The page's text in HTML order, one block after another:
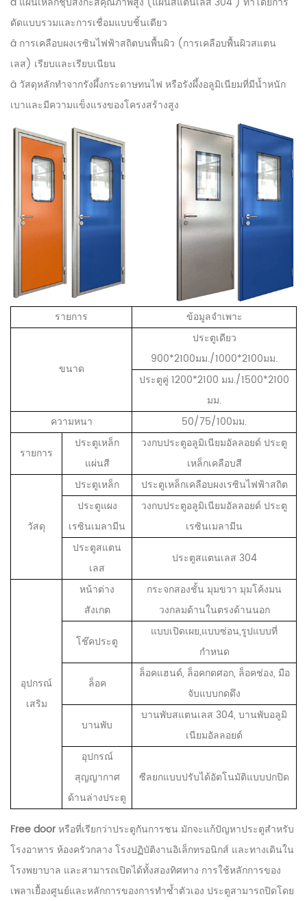
ดัดแบบรวมและการเชื่อมแบบชิ้นเดียว
â การเคลือบผงเรซินไฟฟ้าสถิตบนพื้นผิว (การเคลือบพื้นผิวสแตน
เลส) เรียบและเรียบเนียน
â วัสดุหลักทำจากรังผึ้งกระดาษทนไฟ หรือรังผึ้งอลูมิเนียมที่มีน้ำหนัก
เบาและมีความแข็งแรงของโครงสร้างสูง
รายการ ข้อมูลจำเพาะ
ขนาด
ประตูเดียว
900*2100มม./1000*2100มม.
ประตูคู่ 1200*2100 มม./1500*2100
มม.
ความหนา
50/75/100มม.
รายการ
ประตูเหล็ก
แผ่นสี
วงกบประตูอลูมิเนียมอัลลอยด์ ประตู
เหล็กเคลือบสี
วัสดุ
ประตูเหล็ก
ประตูเหล็กเคลือบผงเรซินไฟฟ้าสถิต
ประตูแผง
เรซินเมลามีน
วงกบประตูอลูมิเนียมอัลลอยด์ ประตู
เรซินเมลามีน
ประตูสแตน
เลส
ประตูสแตนเลส 304
อุปกรณ์
เสริม
หน้าต่าง
สังเกต
กระจกสองชั้น มุมขวา มุมโค้งมน
วงกลมด้านในตรงด้านนอก
โช๊คประตู
แบบเปิดเผย,แบบซ่อน,รูปแบบที่
กำหนด
ล็อค
ล็อคแฮนด์, ล็อคกดศอก, ล็อคช่อง, มือ
จับแบบกดดึง
บานพับ
บานพับสแตนเลส 304, บานพับอลูมิ
เนียมอัลลอยด์
อุปกรณ์
สุญญากาศ
ด้านล่างประตู
ซีลยกแบบปรับได้อัตโนมัติแบบปกปิด
Free doorหรือที่เรียกว่าประตูกันการชน มักจะแก้ปัญหาประตูสำหรับ
โรงอาหาร ห้องครัวกลาง โรงปฏิบัติงานอิเล็กทรอนิกส์ และทางเดินใน
โรงพยาบาล และสามารถเปิดได้ทั้งสองทิศทาง การใช้หลักการของ
เพลาเยื้องศูนย์และหลักการของการทำซ้ำตัวเอง ประตูสามารถปิดโดย